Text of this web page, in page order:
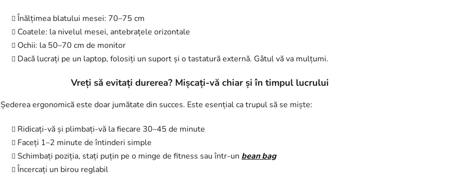
Înălțimea blatului mesei: 70–75 cm
Coatele: la nivelul mesei, antebrațele orizontale
Ochii: la 50–70 cm de monitor
Dacă lucrați pe un laptop, folosiți un suport și o tastatură externă. Gâtul vă va mulțumi.
Vreți să evitați durerea? Mișcați-vă chiar și în timpul lucrului
Șederea ergonomică este doar jumătate din succes. Este esențial ca trupul să se miște:
Ridicați-vă și plimbați-vă la fiecare 30–45 de minute
Faceți 1–2 minute de întinderi simple
Schimbați poziția, stați puțin pe o minge de fitness sau într-un bean bag
Încercați un birou reglabil